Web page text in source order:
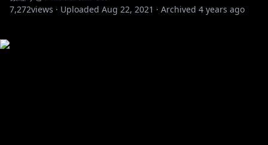
7,272views · Uploaded Aug 22, 2021 · Archived 4 years ago